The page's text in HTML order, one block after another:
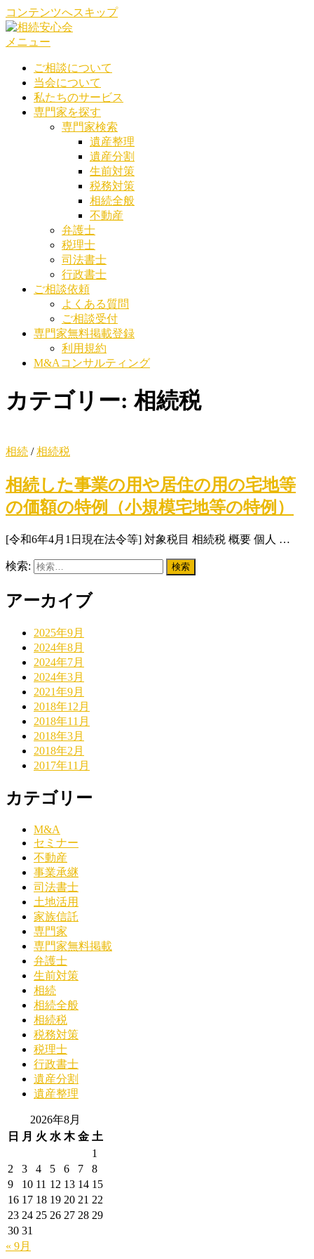
コンテンツへスキップ
メニュー
ご相談について
当会について
私たちのサービス
専門家を探す
専門家検索
遺産整理
遺産分割
生前対策
税務対策
相続全般
不動産
弁護士
税理士
司法書士
行政書士
ご相談依頼
よくある質問
ご相談受付
専門家無料掲載登録
利用規約
M&Aコンサルティング
カテゴリー:相続税
相続 /相続税
相続した事業の用や居住の用の宅地等
の価額の特例（小規模宅地等の特例）
[令和6年4月1日現在法令等] 対象税目 相続税 概要 個人 …
検索:
アーカイブ
2025年9月
2024年8月
2024年7月
2024年3月
2021年9月
2018年12月
2018年11月
2018年3月
2018年2月
2017年11月
カテゴリー
M&A
セミナー
不動産
事業承継
司法書士
土地活用
家族信託
専門家
専門家無料掲載
弁護士
生前対策
相続
相続全般
相続税
税務対策
税理士
行政書士
遺産分割
遺産整理
2026年8月
日
月 火 水 木 金 土
1
2
3 4 5 6 7
8
9
10 11 12 13 14 15
16 17 18 19 20 21 22
23 24 25 26 27 28 29
30 31
« 9月